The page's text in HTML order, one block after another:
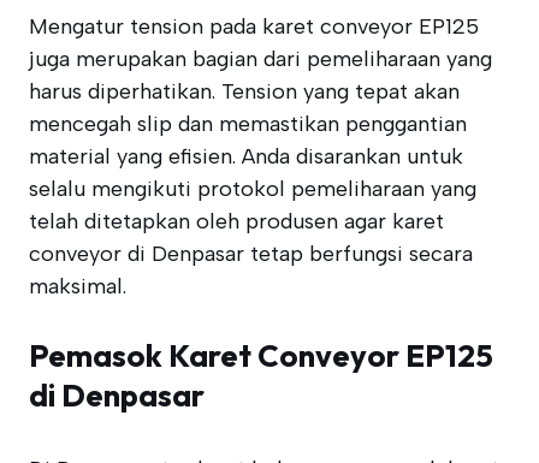
Mengatur tension pada karet conveyor EP125
juga merupakan bagian dari pemeliharaan yang
harus diperhatikan. Tension yang tepat akan
mencegah slip dan memastikan penggantian
material yang efisien. Anda disarankan untuk
selalu mengikuti protokol pemeliharaan yang
telah ditetapkan oleh produsen agar karet
conveyor di Denpasar tetap berfungsi secara
maksimal.
Pemasok Karet Conveyor EP125
di Denpasar